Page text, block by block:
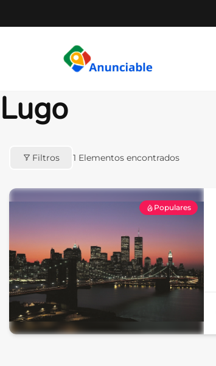
Lugo
Filtros 1 Elementos encontrados
Populares